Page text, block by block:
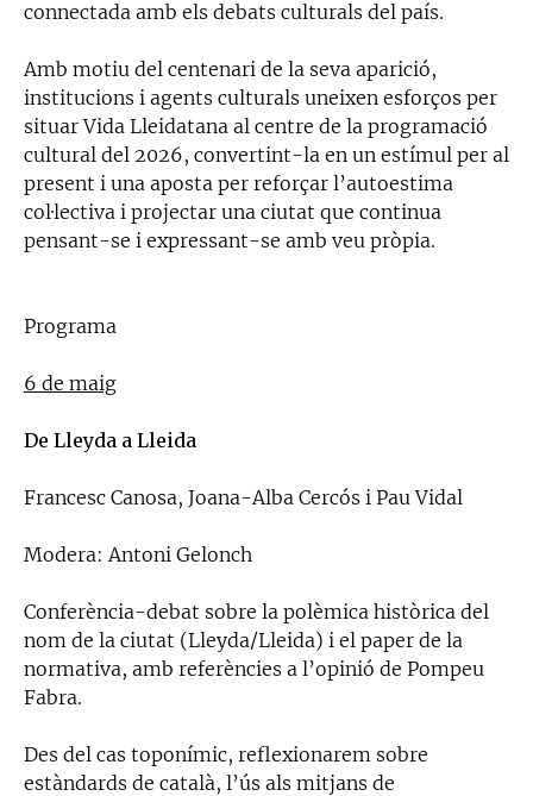
connectada amb els debats culturals del país.
Amb motiu del centenari de la seva aparició,
institucions i agents culturals uneixen esforços per
situar Vida Lleidatana al centre de la programació
cultural del 2026, convertint-la en un estímul per al
present i una aposta per reforçar l’autoestima
col·lectiva i projectar una ciutat que continua
pensant-se i expressant-se amb veu pròpia.
Programa
6 de maig
De Lleyda a Lleida
Francesc Canosa, Joana-Alba Cercós i Pau Vidal
Modera: Antoni Gelonch
Conferència-debat sobre la polèmica històrica del
nom de la ciutat (Lleyda/Lleida) i el paper de la
normativa, amb referències a l’opinió de Pompeu
Fabra.
Des del cas toponímic, reflexionarem sobre
estàndards de català, l’ús als mitjans de